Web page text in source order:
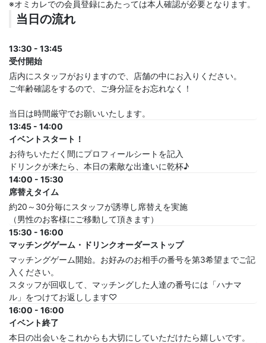
※オミカレでの会員登録にあたっては本人確認が必要となります。
当日の流れ
13:30 - 13:45
受付開始
店内にスタッフがおりますので、店舗の中にお入りください。
ご年齢確認をするので、ご身分証をお忘れなく！
当日は時間厳守でお願いいたします。
13:45 - 14:00
イベントスタート！
お待ちいただく間にプロフィールシートを記入
ドリンクが来たら、本日の素敵な出逢いに乾杯♪
14:00 - 15:30
席替えタイム
約20～30分毎にスタッフが誘導し席替えを実施
（男性のお客様にご移動して頂きます）
15:30 - 16:00
マッチングゲーム・ドリンクオーダーストップ
マッチングゲーム開始。お好みのお相手の番号を第3希望までご記
入ください。
スタッフが回収して、マッチングした人達の番号には「ハナマ
ル」をつけてお返しします♡
16:00 - 16:00
イベント終了
本日の出会いをこれからも大切にしていただけたら嬉しいです。